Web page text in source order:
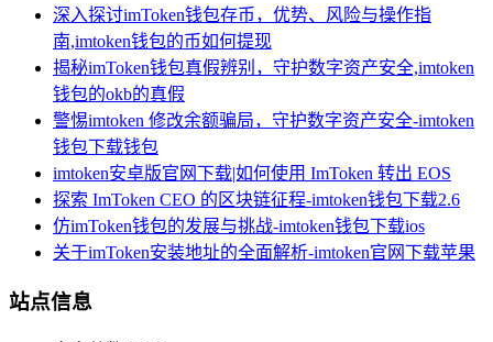
深入探讨imToken钱包存币，优势、风险与操作指
南,imtoken钱包的币如何提现
揭秘imToken钱包真假辨别，守护数字资产安全,imtoken
钱包的okb的真假
警惕imtoken 修改余额骗局，守护数字资产安全-imtoken
钱包下载钱包
imtoken安卓版官网下载|如何使用 ImToken 转出 EOS
探索 ImToken CEO 的区块链征程-imtoken钱包下载2.6
仿imToken钱包的发展与挑战-imtoken钱包下载ios
关于imToken安装地址的全面解析-imtoken官网下载苹果
站点信息